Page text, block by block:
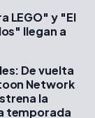
LEGO" y "El
llegan a
De vuelta
Network
la
temporada